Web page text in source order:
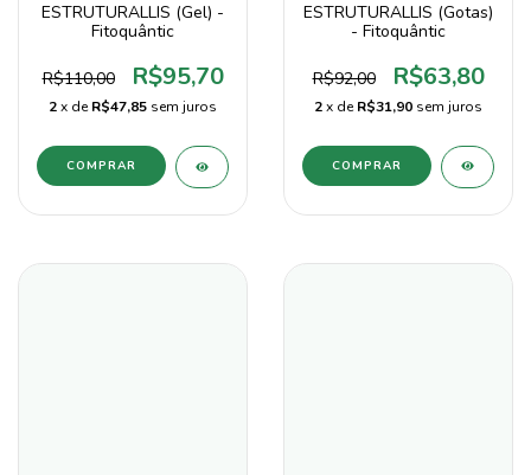
ESTRUTURALLIS (Gel) -
Fitoquântic
R$110,00 R$95,70
2x deR$47,85 sem juros
ESTRUTURALLIS (Gotas)
- Fitoquântic
R$92,00 R$63,80
2x deR$31,90 sem juros